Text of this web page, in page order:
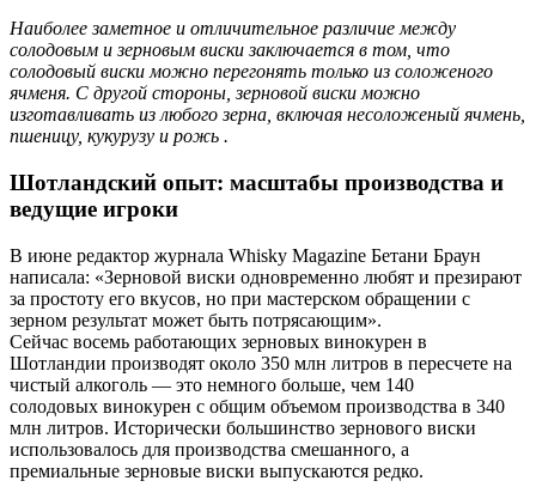
Наиболее заметное и отличительное различие между
солодовым и зерновым виски заключается в том, что
солодовый виски можно перегонять только из соложеного
ячменя. С другой стороны, зерновой виски можно
изготавливать из любого зерна, включая несоложеный ячмень,
пшеницу, кукурузу и рожь .
Шотландский опыт: масштабы производства и
ведущие игроки
В июне редактор журнала Whisky Magazine Бетани Браун
написала: «Зерновой виски одновременно любят и презирают
за простоту его вкусов, но при мастерском обращении с
зерном результат может быть потрясающим».
Сейчас восемь работающих зерновых винокурен в
Шотландии производят около 350 млн литров в пересчете на
чистый алкоголь — это немного больше, чем 140
солодовых винокурен с общим объемом производства в 340
млн литров. Исторически большинство зернового виски
использовалось для производства смешанного, а
премиальные зерновые виски выпускаются редко.